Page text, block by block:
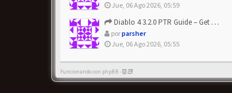
Jue, 06 Ago 2026, 05:59
Diablo 4 3.2.0 PTR Guide – Get 8% Off Items Quickly to Test ...
porparsher
Jue, 06 Ago 2026, 05:55
Funcionando con phpBB -